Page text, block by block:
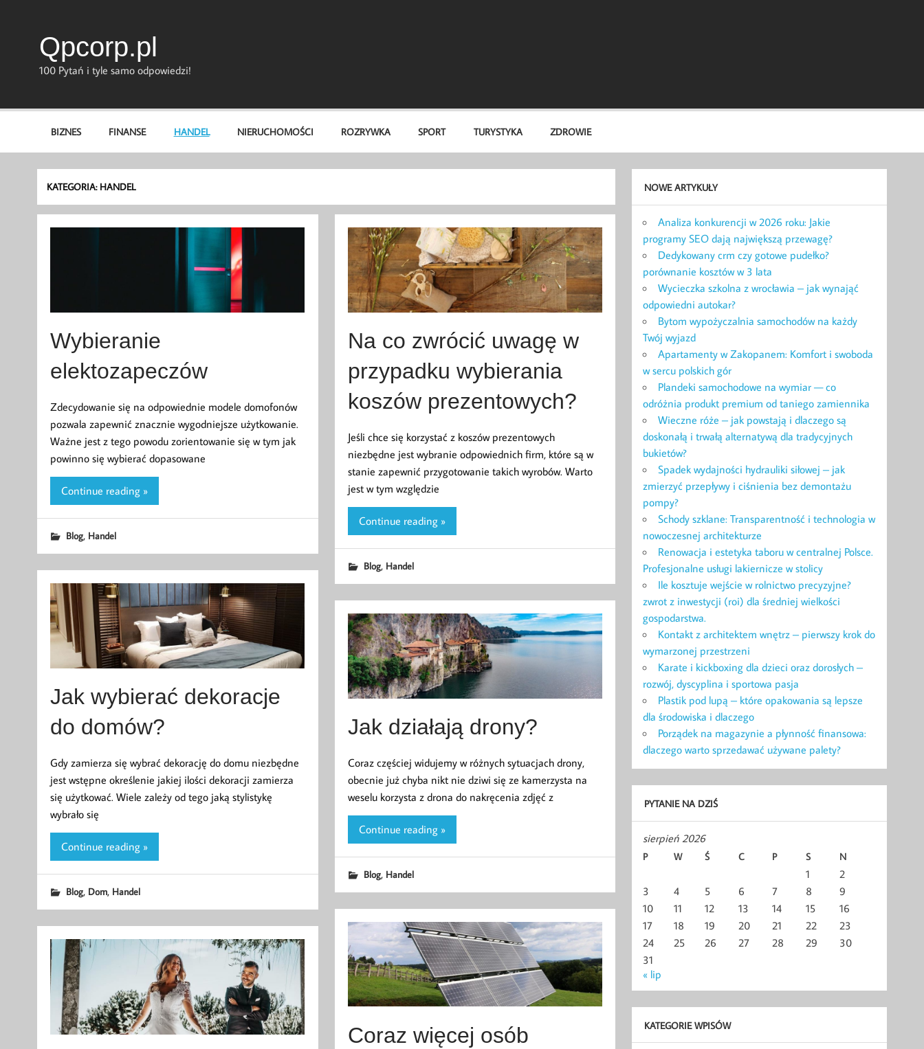
Qpcorp.pl
100 Pytań i tyle samo odpowiedzi!
BIZNES FINANSE HANDEL NIERUCHOMOŚCI ROZRYWKA SPORT TURYSTYKA ZDROWIE
KATEGORIA: HANDEL
Wybieranie
elektozapeczów
Zdecydowanie się na odpowiednie modele domofonów
pozwala zapewnić znacznie wygodniejsze użytkowanie.
Ważne jest z tego powodu zorientowanie się w tym jak
powinno się wybierać dopasowane
Continue reading »
Blog, Handel
Na co zwrócić uwagę w
przypadku wybierania
koszów prezentowych?
Jeśli chce się korzystać z koszów prezentowych
niezbędne jest wybranie odpowiednich firm, które są w
stanie zapewnić przygotowanie takich wyrobów. Warto
jest w tym względzie
Continue reading »
Blog, Handel
Jak wybierać dekoracje
do domów?
Gdy zamierza się wybrać dekorację do domu niezbędne
jest wstępne określenie jakiej ilości dekoracji zamierza
się użytkować. Wiele zależy od tego jaką stylistykę
wybrało się
Continue reading »
Blog, Dom, Handel
Jak działają drony?
Coraz częściej widujemy w różnych sytuacjach drony,
obecnie już chyba nikt nie dziwi się ze kamerzysta na
weselu korzysta z drona do nakręcenia zdjęć z
Continue reading »
Blog, Handel
Coraz więcej osób
NOWE ARTYKUŁY
Analiza konkurencji w 2026 roku: Jakie
programy SEO dają największą przewagę?
Dedykowany crm czy gotowe pudełko?
porównanie kosztów w 3 lata
Wycieczka szkolna z wrocławia – jak wynająć
odpowiedni autokar?
Bytom wypożyczalnia samochodów na każdy
Twój wyjazd
Apartamenty w Zakopanem: Komfort i swoboda
w sercu polskich gór
Plandeki samochodowe na wymiar — co
odróżnia produkt premium od taniego zamiennika
Wieczne róże – jak powstają i dlaczego są
doskonałą i trwałą alternatywą dla tradycyjnych
bukietów?
Spadek wydajności hydrauliki siłowej – jak
zmierzyć przepływy i ciśnienia bez demontażu
pompy?
Schody szklane: Transparentność i technologia w
nowoczesnej architekturze
Renowacja i estetyka taboru w centralnej Polsce.
Profesjonalne usługi lakiernicze w stolicy
Ile kosztuje wejście w rolnictwo precyzyjne?
zwrot z inwestycji (roi) dla średniej wielkości
gospodarstwa.
Kontakt z architektem wnętrz – pierwszy krok do
wymarzonej przestrzeni
Karate i kickboxing dla dzieci oraz dorosłych –
rozwój, dyscyplina i sportowa pasja
Plastik pod lupą – które opakowania są lepsze
dla środowiska i dlaczego
Porządek na magazynie a płynność finansowa:
dlaczego warto sprzedawać używane palety?
PYTANIE NA DZIŚ
sierpień 2026
P W Ś C P S N
1
2
3
4 5 6 7 8
9
10
11 12 13 14 15
16
17
18 19 20 21 22
23
24
25 26 27 28 29
30
31
« lip
KATEGORIE WPISÓW